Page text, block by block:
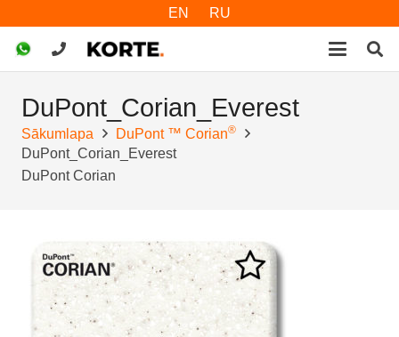
EN RU
DuPont_Corian_Everest
Sākumlapa DuPont ™ Corian®
DuPont_Corian_Everest
DuPont Corian